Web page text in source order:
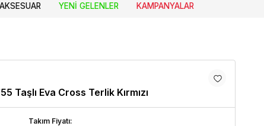
AKSESUAR YENI GELENLER KAMPANYALAR
Taşlı Eva Cross Terlik Kırmızı
Takım Fiyatı: